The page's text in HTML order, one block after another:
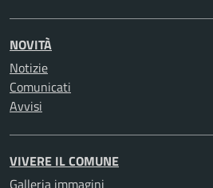
NOVITÀ
Notizie
Comunicati
Avvisi
VIVERE IL COMUNE
Galleria immagini